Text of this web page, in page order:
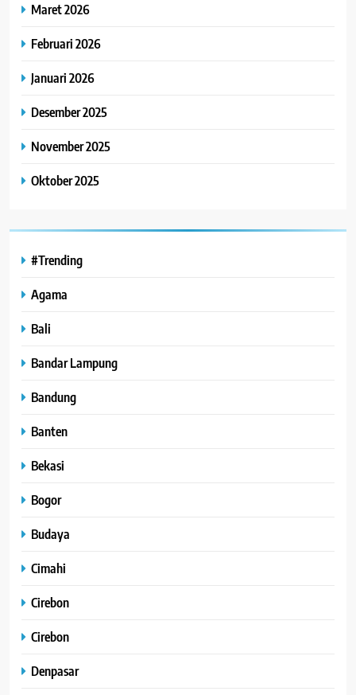
Maret 2026
Februari 2026
Januari 2026
Desember 2025
November 2025
Oktober 2025
#Trending
Agama
Bali
Bandar Lampung
Bandung
Banten
Bekasi
Bogor
Budaya
Cimahi
Cirebon
Cirebon
Denpasar